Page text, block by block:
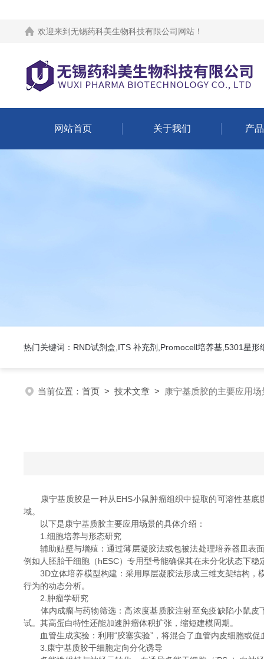
欢迎来到 无锡药科美生物科技有限公司网站 ！
网站首页 关于我们 产
热门关键词：RND试剂盒,ITS 补充剂,Promocell培养基,5301星形
当前位置： 首页 > 技术文章 > 康宁基质胶的主要应用场
康宁基质胶是一种从EHS小鼠肿瘤组织中提取的可溶性基底
域。
以下是康宁基质胶主要应用场景的具体介绍：
1.细胞培养与形态研究
辅助贴壁与增殖：通过薄层凝胶法或包被法处理培养器皿表面
例如人胚胎干细胞（hESC）专用型号能确保其在未分化状态下稳
3D立体培养模型构建：采用厚层凝胶法形成三维支架结构，
行为的动态分析。
2.肿瘤学研究
体内成瘤与药物筛选：高浓度基质胶注射至免疫缺陷小鼠皮
试。其高蛋白特性还能加速肿瘤体积扩张，缩短建模周期。
血管生成实验：利用“胶塞实验”，将混合了血管内皮细胞或促
3.康宁基质胶干细胞定向分化诱导